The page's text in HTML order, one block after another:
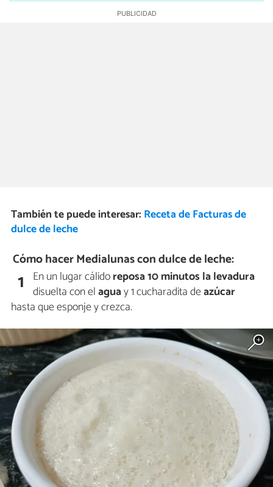
También te puede interesar: Receta de Facturas de
dulce de leche
Cómo hacer Medialunas con dulce de leche:
1 En un lugar cálidoreposa 10 minutos la levadura
disuelta con elaguay 1 cucharadita deazúcar
hasta que esponje y crezca.